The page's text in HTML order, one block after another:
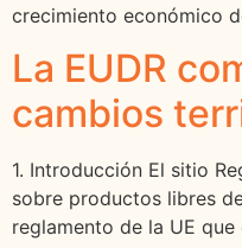
crecimiento económico
La EUDR
cambios
1. Introducción El sitio
sobre productos libres
reglamento de la UE